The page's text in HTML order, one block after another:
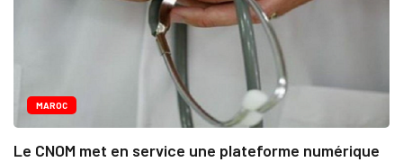
MAROC
Le CNOM met en service une plateforme numérique